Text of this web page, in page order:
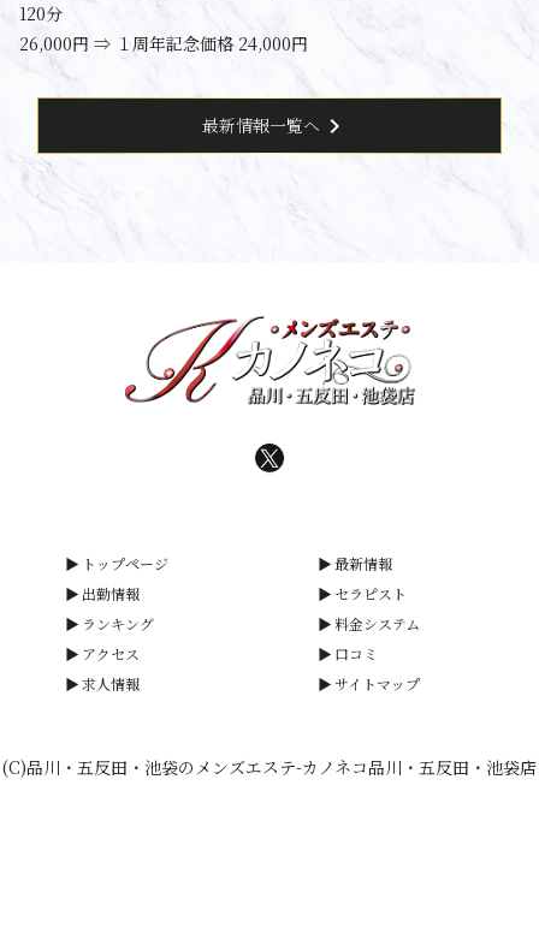
120分
26,000円 ⇒ １周年記念価格 24,000円
最新情報一覧へ chevron_right
トップページ
最新情報
出勤情報
セラピスト
ランキング
料金システム
アクセス
口コミ
求人情報
サイトマップ
(C)品川・五反田・池袋のメンズエステ-カノネコ品川・五反田・池袋店